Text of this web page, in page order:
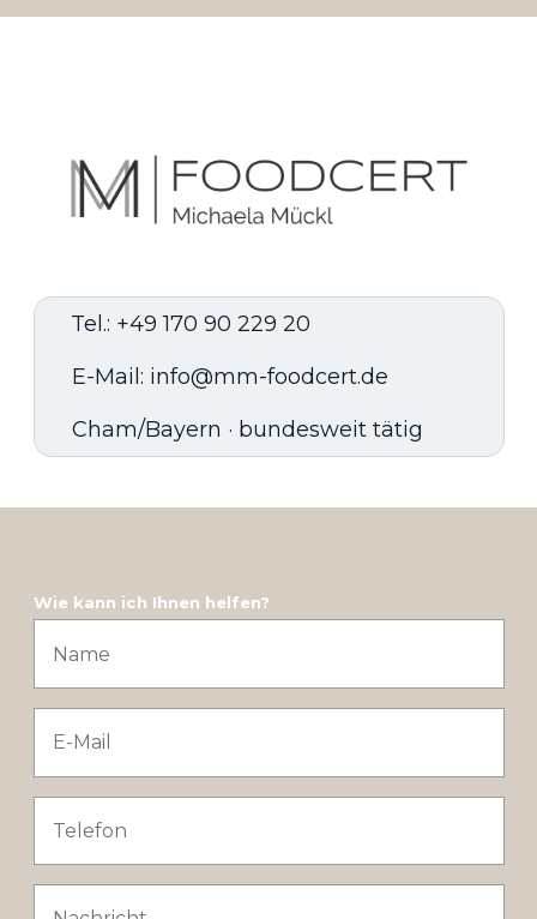
Tel.: +49 170 90 229 20
E-Mail: info@mm-foodcert.de
Cham/Bayern · bundesweit tätig
Wie kann ich Ihnen helfen?